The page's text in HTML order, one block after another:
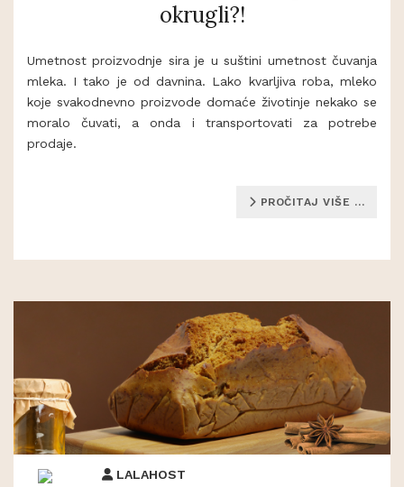
okrugli?!
Umetnost proizvodnje sira je u suštini umetnost čuvanja
mleka. I tako je od davnina. Lako kvarljiva roba, mleko
koje svakodnevno proizvode domaće životinje nekako se
moralo čuvati, a onda i transportovati za potrebe
prodaje.
PROČITAJ VIŠE …
LALAHOST